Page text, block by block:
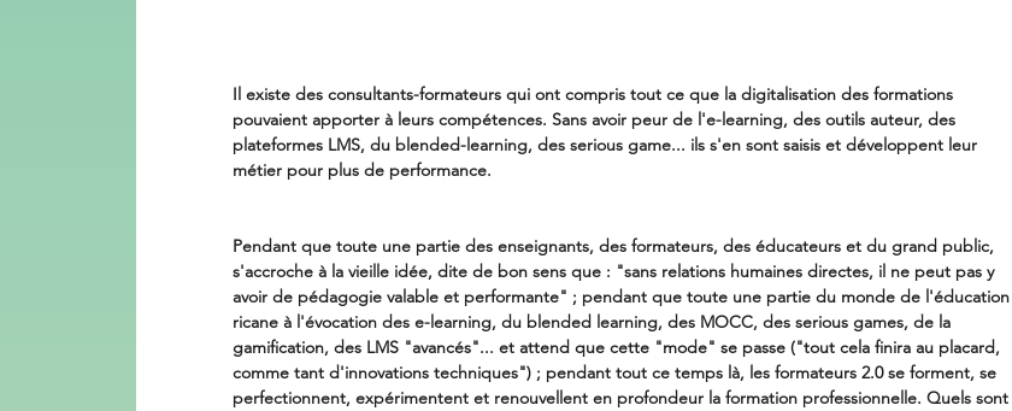
Il existe des consultants-formateurs qui ont compris tout ce que la digitalisation des formations
pouvaient apporter à leurs compétences. Sans avoir peur de l'e-learning, des outils auteur, des
plateformes LMS, du blended-learning, des serious game... ils s'en sont saisis et développent leur
métier pour plus de performance.
Pendant que toute une partie des enseignants, des formateurs, des éducateurs et du grand public,
s'accroche à la vieille idée, dite de bon sens que : "sans relations humaines directes, il ne peut pas y
avoir de pédagogie valable et performante" ; pendant que toute une partie du monde de l'éducation
ricane à l'évocation des e-learning, du blended learning, des MOCC, des serious games, de la
gamification, des LMS "avancés"... et attend que cette "mode" se passe ("tout cela finira au placard,
comme tant d'innovations techniques") ; pendant tout ce temps là, les formateurs 2.0 se forment, se
perfectionnent, expérimentent et renouvellent en profondeur la formation professionnelle. Quels sont